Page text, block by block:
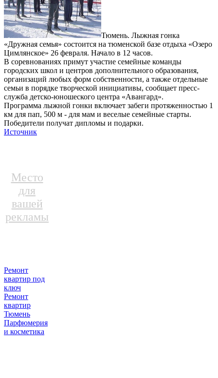
Тюмень. Лыжная гонка
«Дружная семья» состоится на тюменской базе отдыха «Озеро
Цимлянское» 26 февраля. Начало в 12 часов.
В соревнованиях примут участие семейные команды
городских школ и центров дополнительного образования,
организаций любых форм собственности, а также отдельные
семьи в порядке творческой инициативы, сообщает пресс-
служба детско-юношеского центра «Авангард».
Программа лыжной гонки включает забеги протяженностью 1
км для пап, 500 м - для мам и веселые семейные старты.
Победители получат дипломы и подарки.
Источник
Место
для
вашей
рекламы
Ремонт
квартир под
ключ
Ремонт
квартир
Тюмень
Парфюмерия
и косметика